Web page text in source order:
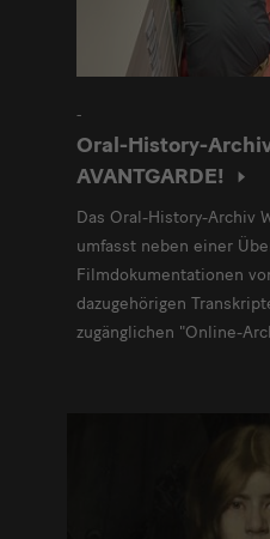
-
Oral-History-Archiv
AVANTGARDE!
Das Oral-History-Archiv
umfasst neben einer
Filmdokumentationen
dazugehörigen
zugänglichen "Online-